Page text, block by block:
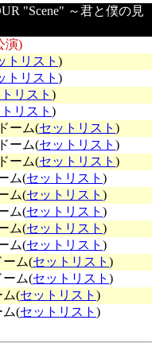
"Scene" ～君と僕の見
演)
トリスト )
トリスト )
リスト )
リスト )
ーム(セットリスト )
ーム(セットリスト )
ーム(セットリスト )
ム(セットリスト )
ム(セットリスト )
ム(セットリスト )
ム(セットリスト )
ム(セットリスト )
ーム(セットリスト )
ーム(セットリスト )
ム(セットリスト )
ム(セットリスト )